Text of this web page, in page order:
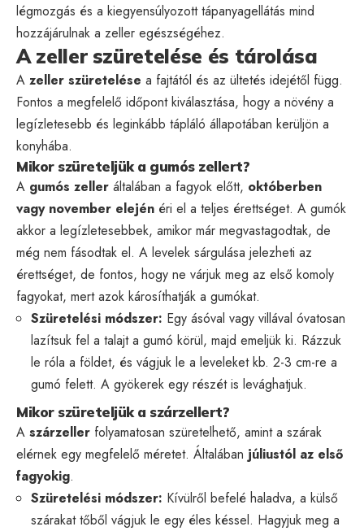
légmozgás és a kiegyensúlyozott tápanyagellátás mind
hozzájárulnak a zeller egészségéhez.
A zeller szüretelése és tárolása
A zeller szüretelése a fajtától és az ültetés idejétől függ.
Fontos a megfelelő időpont kiválasztása, hogy a növény a
legízletesebb és leginkább tápláló állapotában kerüljön a
konyhába.
Mikor szüreteljük a gumós zellert?
A gumós zeller általában a fagyok előtt, októberben
vagy november elején éri el a teljes érettséget. A gumók
akkor a legízletesebbek, amikor már megvastagodtak, de
még nem fásodtak el. A levelek sárgulása jelezheti az
érettséget, de fontos, hogy ne várjuk meg az első komoly
fagyokat, mert azok károsíthatják a gumókat.
Szüretelési módszer: Egy ásóval vagy villával óvatosan
lazítsuk fel a talajt a gumó körül, majd emeljük ki. Rázzuk
le róla a földet, és vágjuk le a leveleket kb. 2-3 cm-re a
gumó felett. A gyökerek egy részét is levághatjuk.
Mikor szüreteljük a szárzellert?
A szárzeller folyamatosan szüretelhető, amint a szárak
elérnek egy megfelelő méretet. Általában júliustól az első
fagyokig.
Szüretelési módszer: Kívülről befelé haladva, a külső
szárakat tőből vágjuk le egy éles késsel. Hagyjuk meg a